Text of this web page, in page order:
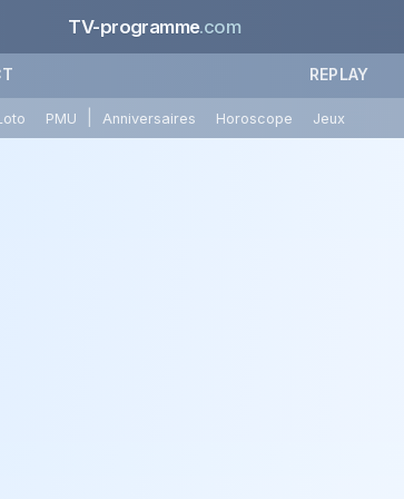
TV-programme.com
REPLAY
PMU Anniversaires Horoscope Jeux